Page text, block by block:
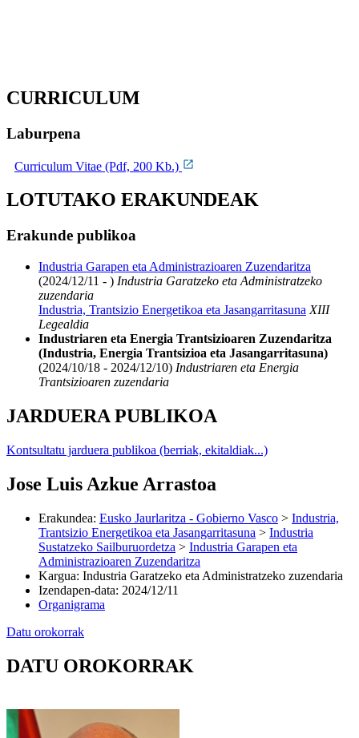
CURRICULUM
Laburpena
Curriculum Vitae (Pdf, 200 Kb.)
LOTUTAKO ERAKUNDEAK
Erakunde publikoa
Industria Garapen eta Administrazioaren Zuzendaritza
(2024/12/11 - ) Industria Garatzeko eta Administratzeko
zuzendaria
Industria, Trantsizio Energetikoa eta Jasangarritasuna XIII
Legealdia
Industriaren eta Energia Trantsizioaren Zuzendaritza
(Industria, Energia Trantsizioa eta Jasangarritasuna)
(2024/10/18 - 2024/12/10) Industriaren eta Energia
Trantsizioaren zuzendaria
JARDUERA PUBLIKOA
Kontsultatu jarduera publikoa (berriak, ekitaldiak...)
Jose Luis Azkue Arrastoa
Erakundea: Eusko Jaurlaritza - Gobierno Vasco > Industria,
Trantsizio Energetikoa eta Jasangarritasuna > Industria
Sustatzeko Sailburuordetza > Industria Garapen eta
Administrazioaren Zuzendaritza
Kargua: Industria Garatzeko eta Administratzeko zuzendaria
Izendapen-data: 2024/12/11
Organigrama
Datu orokorrak
DATU OROKORRAK